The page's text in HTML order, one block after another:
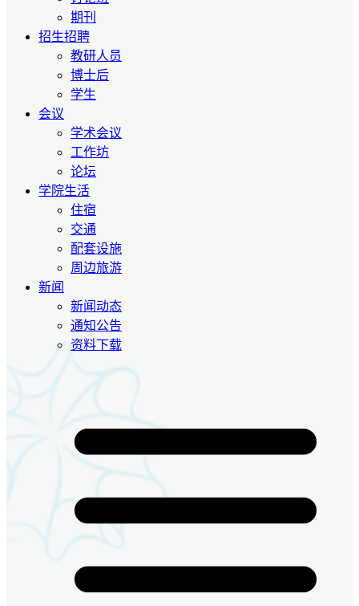
期刊
招生招聘
教研人员
博士后
学生
会议
学术会议
工作坊
论坛
学院生活
住宿
交通
配套设施
周边旅游
新闻
新闻动态
通知公告
资料下载